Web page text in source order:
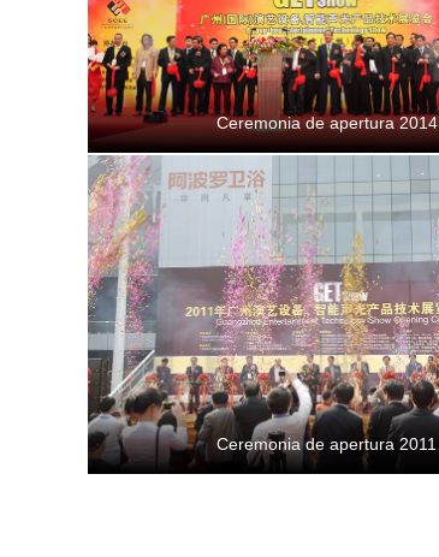
Ceremonia de apertura 2014
Ceremonia de apertura 2011